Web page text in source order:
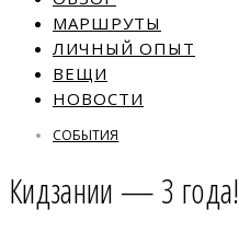
МАРШРУТЫ
ЛИЧНЫЙ ОПЫТ
ВЕЩИ
НОВОСТИ
СОБЫТИЯ
Кидзании — 3 года!